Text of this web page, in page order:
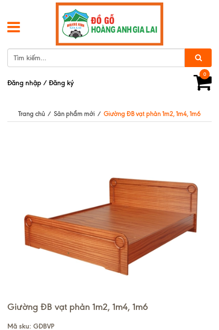
0
Đăng nhập / Đăng ký
Trang chủ / Sản phẩm mới / Giường ĐB vạt phản 1m2, 1m4, 1m6
Giường ĐB vạt phản 1m2, 1m4, 1m6
Mã sku: GDBVP